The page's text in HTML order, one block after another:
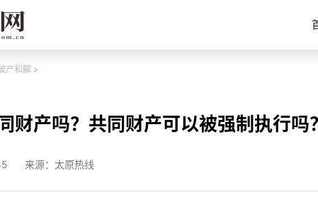
产和解 >
财产吗？共同财产可以被强制执行吗？
来源：太原热线